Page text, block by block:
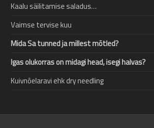
Kaalu säilitamise saladus…
Vaimse tervise kuu
Mida Sa tunned ja millest mõtled?
Igas olukorras on midagi head, isegi halvas?
Kuivnõelaravi ehk dry needling